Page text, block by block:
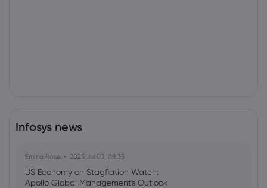
Infosys news
Emma Rose 2025 Jul 03, 08:35
US Economy on Stagflation Watch:
Apollo Global Management's Outlook